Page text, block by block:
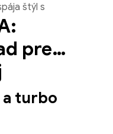
štýl s
pre
a turbo